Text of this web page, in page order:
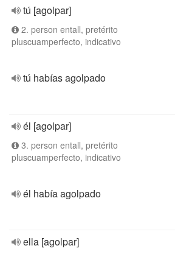
tú [agolpar]
2. person entall, pretérito
pluscuamperfecto, indicativo
tú habías agolpado
él [agolpar]
3. person entall, pretérito
pluscuamperfecto, indicativo
él había agolpado
ella [agolpar]